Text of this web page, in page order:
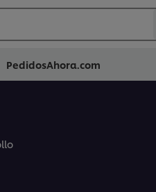
PedidosAhora.com